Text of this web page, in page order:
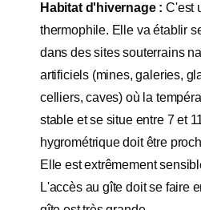
Habitat d'hivernage :C'est
thermophile. Elle va établir
dans des sites souterrains
artificiels (mines, galeries,
celliers, caves) où la
stable et se situe entre 7 et
hygrométrique doit être
Elle est extrêmement
L'accès au gîte doit se faire